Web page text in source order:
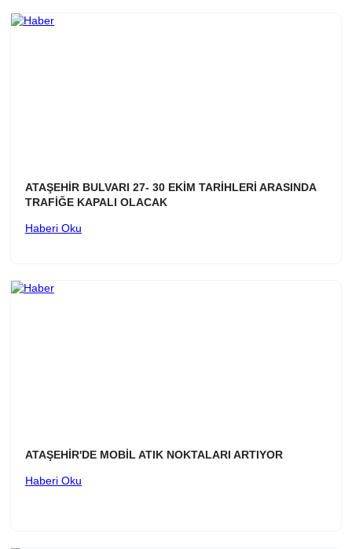
ATAŞEHİR BULVARI 27- 30 EKİM TARİHLERİ ARASINDA
TRAFİĞE KAPALI OLACAK
Haberi Oku
ATAŞEHİR'DE MOBİL ATIK NOKTALARI ARTIYOR
Haberi Oku